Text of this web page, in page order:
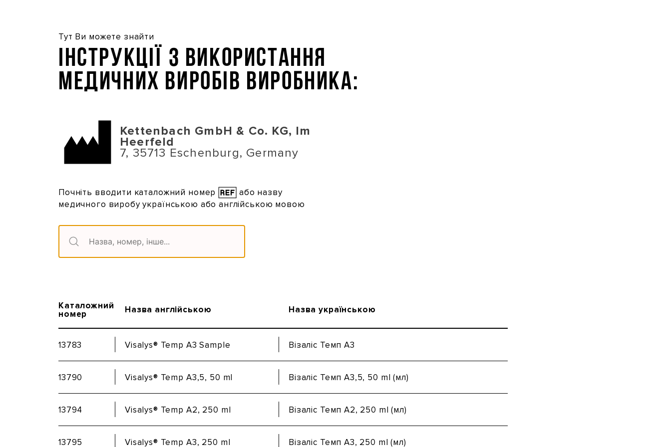
Тут Ви можете знайти
Інструкції з використання
медичних виробів виробника:
Kettenbach GmbH & Co. KG, Im
Heerfeld
7, 35713 Eschenburg, Germany
Почніть вводити каталожний номер
або назву
медичного виробу українською або англійською мовою
Каталожний
номер
Назва англійською Назва українською
13783 Visalys® Temp A3 Sample Візаліс Темп А3
13790 Visalys® Temp A3,5, 50 ml Візаліс Темп A3,5, 50 ml (мл)
13794 Visalys® Temp A2, 250 ml Візаліс Темп A2, 250 ml (мл)
13795 Visalys® Temp A3, 250 ml Візаліс Темп A3, 250 ml (мл)